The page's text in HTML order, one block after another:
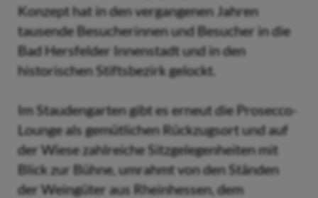
Konzept hat in den vergangenen Jahren
tausende Besucherinnen und Besucher in die
Bad Hersfelder Innenstadt und in den
historischen Stiftsbezirk gelockt.
Im Staudengarten gibt es erneut die Prosecco-
Lounge als gemütlichen Rückzugsort und auf
der Wiese zahlreiche Sitzgelegenheiten mit
Blick zur Bühne, umrahmt von den Ständen
der Weingüter aus Rheinhessen, dem